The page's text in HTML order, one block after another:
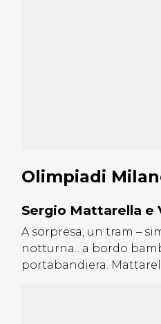
Olimpiadi
Sergio Mattarella e
A sorpresa, un tram –
notturna…a bordo
portabandiera.